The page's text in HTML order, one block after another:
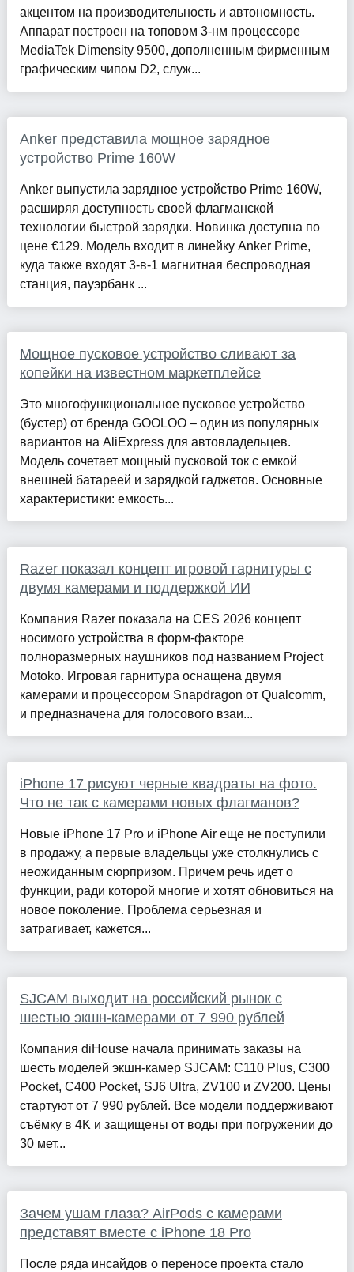
акцентом на производительность и автономность.
Аппарат построен на топовом 3-нм процессоре
MediaTek Dimensity 9500, дополненным фирменным
графическим чипом D2, служ...
Anker представила мощное зарядное
устройство Prime 160W
Anker выпустила зарядное устройство Prime 160W,
расширяя доступность своей флагманской
технологии быстрой зарядки. Новинка доступна по
цене €129. Модель входит в линейку Anker Prime,
куда также входят 3-в-1 магнитная беспроводная
станция, пауэрбанк ...
Мощное пусковое устройство сливают за
копейки на известном маркетплейсе
Это многофункциональное пусковое устройство
(бустер) от бренда GOOLOO – один из популярных
вариантов на AliExpress для автовладельцев.
Модель сочетает мощный пусковой ток с емкой
внешней батареей и зарядкой гаджетов. Основные
характеристики: емкость...
Razer показал концепт игровой гарнитуры с
двумя камерами и поддержкой ИИ
Компания Razer показала на CES 2026 концепт
носимого устройства в форм-факторе
полноразмерных наушников под названием Project
Motoko. Игровая гарнитура оснащена двумя
камерами и процессором Snapdragon от Qualcomm,
и предназначена для голосового взаи...
iPhone 17 рисуют черные квадраты на фото.
Что не так с камерами новых флагманов?
Новые iPhone 17 Pro и iPhone Air еще не поступили
в продажу, а первые владельцы уже столкнулись с
неожиданным сюрпризом. Причем речь идет о
функции, ради которой многие и хотят обновиться на
новое поколение. Проблема серьезная и
затрагивает, кажется...
SJCAM выходит на российский рынок с
шестью экшн-камерами от 7 990 рублей
Компания diHouse начала принимать заказы на
шесть моделей экшн-камер SJCAM: C110 Plus, C300
Pocket, C400 Pocket, SJ6 Ultra, ZV100 и ZV200. Цены
стартуют от 7 990 рублей. Все модели поддерживают
съёмку в 4K и защищены от воды при погружении до
30 мет...
Зачем ушам глаза? AirPods с камерами
представят вместе с iPhone 18 Pro
После ряда инсайдов о переносе проекта стало